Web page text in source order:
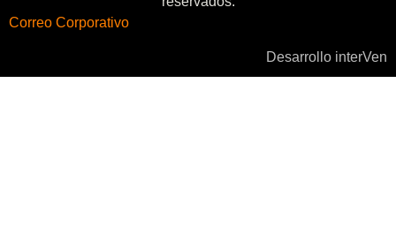
Correo Corporativo
Desarrollo interVen